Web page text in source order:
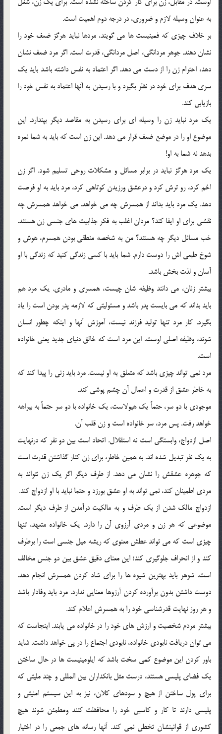
به عنوان وسيله لازم و ضروري، در درجه دوم اهميت است.
بر خلاف چيزي كه فمينيست ها مي گويند، مردها نبايد هرگز ضعف خود را
نشان دهند. جوهر مردانگي، اصل مردانگي، قدرت است. اگر مرد ضعف نشان
دهد، احترام زن را از دست مي دهد. اگر اعتماد به نفس داشته باشد بايد يك
سري هدف براي خود در نظر بگيرد و با رسيدن به آنها اعتماد به نفس خود را
بازيابي كند.
يك مرد نبايد زن را وسيله اي براي رسيدن به مقاصد ديگر بپندارد. اين
موضوع او را در موضع ضعف قرار مي دهد. اين زن است كه بايد به شما نمره
بدهد نه شما به او!
يك مرد هرگز نبايد در برابر مسائل و مشكلات روحي تسليم شود. اگر زن
اخم كرد، رو ترش كرد و درعشق ورزيدن كوتاهي كرد، مرد بايد به او فرصت
دهد. يك مرد بايد بداند از همسرش چه مي خواهد. مي خواهد همسرش چه
نقشي براي او ايفا كند؟ مردان اغلب به فكر جذابيت هاي جنسي زن هستند.
خب مسائل ديگر چه هستند؟ من به شخصه منطقي بودن همسرم، هوش و
شوخ طبعي اش را دوست دارم. شما بايد با كسي زندگي كنيد كه زندگي با او
آسان و لذت بخش باشد.
بيشتر زنان، مي دانند وظيفه شان چيست، همسري و مادري. يك مرد هم
بايد بداند كه مي بايست پدر باشد و مسئوليتي كه لازمه پدر بودن است را ياد
بگيرد. كار مرد تنها توليد فرزند نيست، آموزش آنها و اينكه چطور انسان
شوند، وظيفه اصلي اوست. اين مرد است كه خالق دنياي جديد يعني خانواده
است.
مرد نمي تواند چيزي باشد كه متعلق به او نيست. مرد بايد زني را پيدا كند كه
به خاطر عشق از قدرت و اعمال آن چشم پوشي كند.
موجودي با دو سر، حتماً يك هيولاست، يك خانواده با دو سر حتماً به بيراهه
خواهد رفت. پس مرد، سر خانواده است و زن قلب آن.
اصل ازدواج، وابستگي است نه استقلال. اتحاد است بين دو نفر كه درنهايت
به يك نفر تبديل شده اند. به همين خاطر، براي زن كنار گذاشتن قدرت است
كه جوهره عشقش را نشان مي دهد. از طرف ديگر اگر يك زن نتواند به
مردي اطمينان كند، نمي تواند به او عشق بورزد و حتما نبايد با او ازدواج كند.
ازدواج مالك شدن از يك طرف و به مالكيت درآمدن از طرف ديگر است.
موضوعي كه هر زن و مردي آرزوي آن را دارد. يك خانواده متعهد، تنها
چيزي است كه مي تواند عطش معنوي كه ريشه ميل جنسي است را برطرف
كند و از انحراف جلوگيري كند؛ اين معناي دقيق عشق بين دو جنس مخالف
است. شوهر بايد بهترين شيوه ها را براي شاد كردن همسرش انجام دهد.
دوست داشتن بدون برآورده كردن آرزوها معنايي ندارد. مرد بايد وفادار باشد
و هر روز نهايت قدرشناسي خود را به همسرش اعلام كند.
بيشتر مردم شخصيت و ارزش هاي خود را در خانواده مي يابند. اينجاست كه
مي توان دريافت نابودي خانواده، نابودي اجتماع را در پي خواهد داشت. شايد
باور كردن اين موضوع كمي سخت باشد كه ايلومينيست ها در حال ساختن
يك فضاي پليسي هستند، درست مثل بانكداران بين المللي و چند مليتي كه
براي پول ساختن از هيچ و سودهاي كلان، نيز به اين سيستم امنيتي و
پليسي دارند تا كار و كاسبي خود را محافظت كنند ومطمئن شوند هيچ
كشوري از قوانينشان تخطي نمي كند. آنها رسانه هاي جمعي را در اختيار